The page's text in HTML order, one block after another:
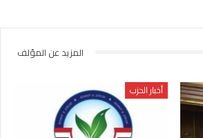
المزيد عن المؤلف
أخبار الحزب